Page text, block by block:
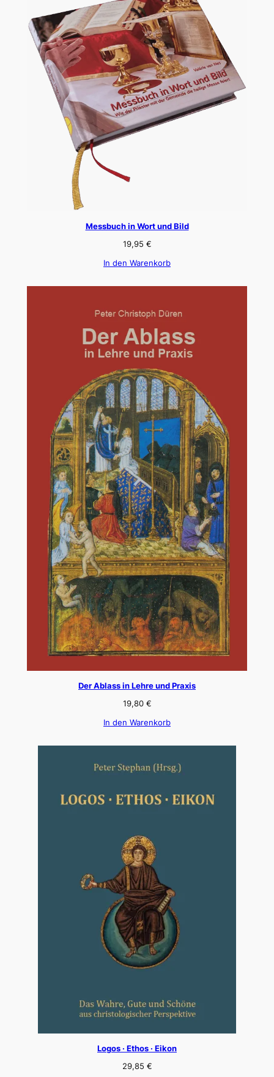
Messbuch in Wort und Bild
19,95 €
In den Warenkorb
Der Ablass in Lehre und Praxis
19,80 €
In den Warenkorb
Logos · Ethos · Eikon
29,85 €